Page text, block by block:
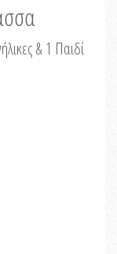
& 1 Παιδί